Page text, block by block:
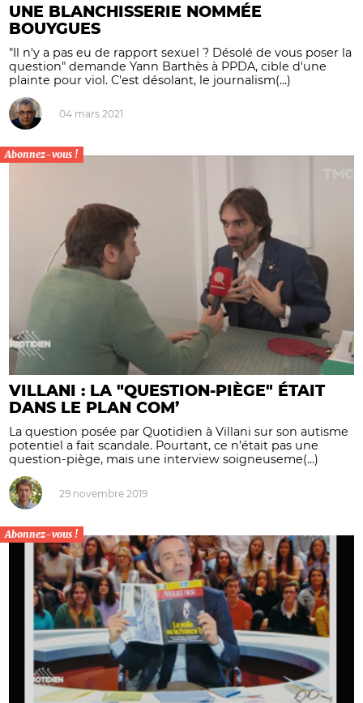
UNE BLANCHISSERIE NOMMÉE
BOUYGUES
"Il n'y a pas eu de rapport sexuel ? Désolé de vous poser la
question" demande Yann Barthès à PPDA, cible d'une
plainte pour viol. C'est désolant, le journalism(...)
04 mars 2021
Abonnez-vous !
VILLANI : LA "QUESTION-PIÈGE" ÉTAIT
DANS LE PLAN COM’
La question posée par Quotidien à Villani sur son autisme
potentiel a fait scandale. Pourtant, ce n’était pas une
question-piège, mais une interview soigneuseme(...)
29 novembre 2019
Abonnez-vous !